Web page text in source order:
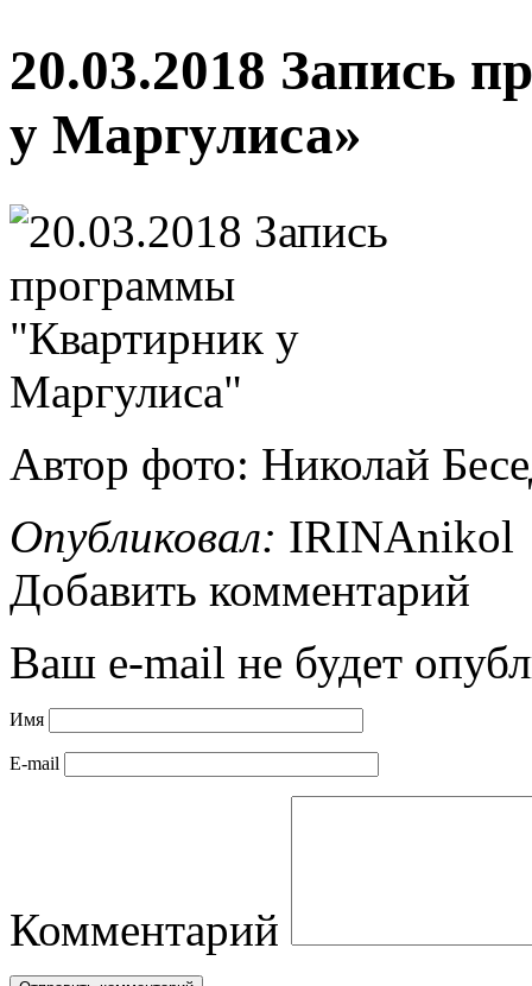
20.03.2018 Запись
у Маргулиса»
Автор фото: Николай
Опубликовал: IRINAnikol
Добавить комментарий
Ваш e-mail не будет
Имя
E-mail
Комментарий